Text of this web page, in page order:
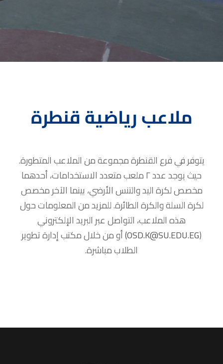
ملاعب رياضية قنطرة
يتوفر في فرع القنطرة مجموعة من الملاعب المتطورة.
حيث يوجد عدد ٢ ملعب متعدد الاستخدامات، أحدهما
مخصص لكرة اليد والتنس الأرضي، بينما الآخر مخصص
لكرة السلة والكرة الطائرة. للمزيد من المعلومات حول
هذه الملاعب، التواصل عبر البريد الإلكتروني
(
OSD.K@SU.EDU.EG) أو من خلال مكتب إدارة تطوير
الطلاب مباشرة.